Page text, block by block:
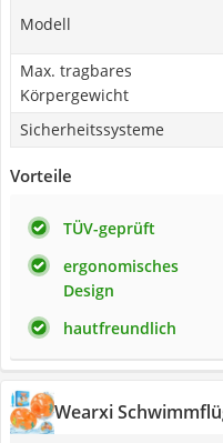
Modell
Max. tragbares
Körpergewicht
Sicherheitssysteme
Vorteile
TÜV-geprüft
ergonomisches
Design
hautfreundlich
Wearxi